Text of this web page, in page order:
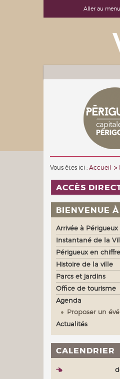
Aller au menu
Vous êtes ici : Accueil
ACCÈS
BIENVENUE
Arrivée à Périgueux
Instantané de la
Périgueux en
Histoire de la ville
Parcs et jardins
Office de tourisme
Agenda
Proposer un
Actualités
CALENDRIER